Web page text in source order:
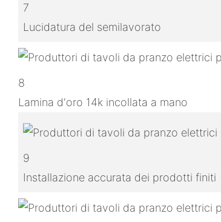
7
Lucidatura del semilavorato
8
Lamina d'oro 14k incollata a mano
9
Installazione accurata dei prodotti finiti